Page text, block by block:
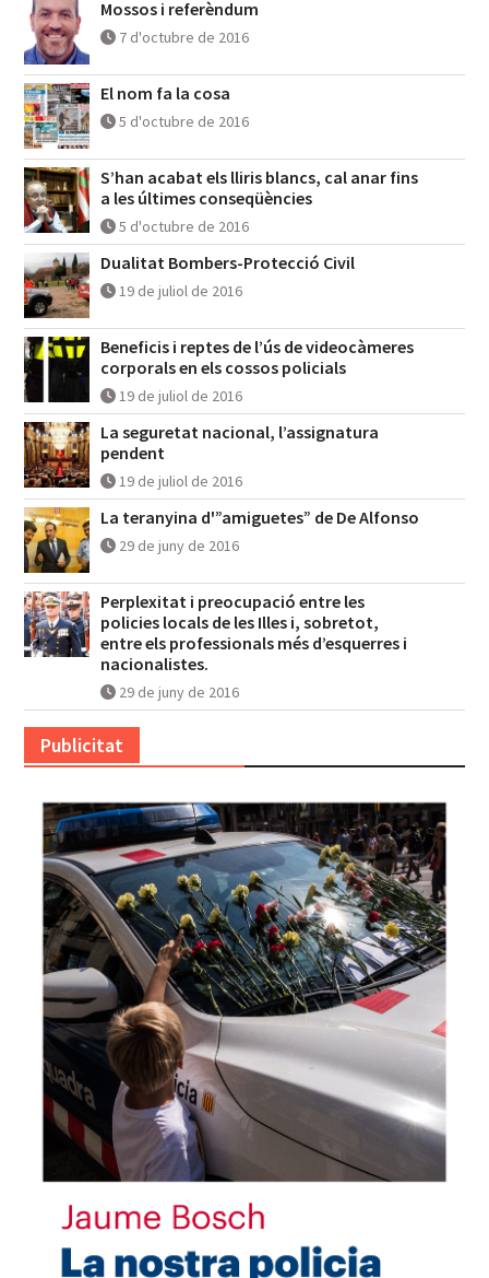
Mossos i referèndum
7 d'octubre de 2016
El nom fa la cosa
5 d'octubre de 2016
S’han acabat els lliris blancs, cal anar fins
a les últimes conseqüències
5 d'octubre de 2016
Dualitat Bombers-Protecció Civil
19 de juliol de 2016
Beneficis i reptes de l’ús de videocàmeres
corporals en els cossos policials
19 de juliol de 2016
La seguretat nacional, l’assignatura
pendent
19 de juliol de 2016
La teranyina d'”amiguetes” de De Alfonso
29 de juny de 2016
Perplexitat i preocupació entre les
policies locals de les Illes i, sobretot,
entre els professionals més d’esquerres i
nacionalistes.
29 de juny de 2016
Publicitat